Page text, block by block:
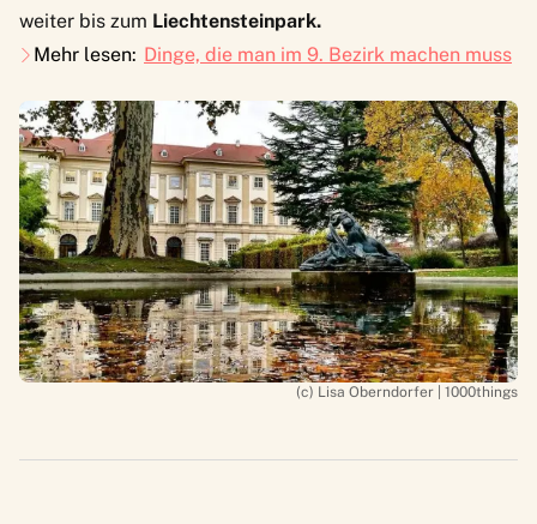
weiter bis zum Liechtensteinpark.
Mehr lesen: Dinge, die man im 9. Bezirk machen muss
(c) Lisa Oberndorfer | 1000things